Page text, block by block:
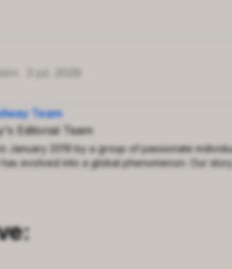
3 jul. 2026
Team
Editorial Team
in January 2019 by a group of passionate
evolved into a global phenomenon. Our
a commitment to self-growth has
and inspiration worldwide.